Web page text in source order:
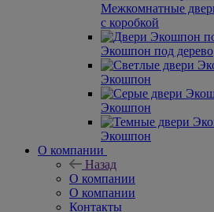
Межкомнатные
с коробкой
Экошпон под дерево
Экошпон
Экошпон
Экошпон
О компании
Назад
О компании
О компании
Контакты